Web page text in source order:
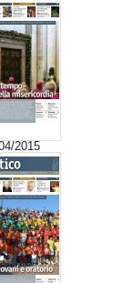
2015